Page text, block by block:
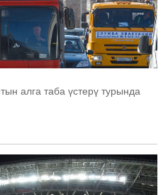
алга таба үстерү турында